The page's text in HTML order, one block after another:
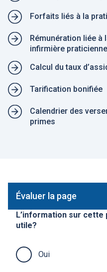
Forfaits liés à la
Rémunération liée
infirmière
Calcul du taux
Tarification bonifiée
Calendrier des
primes
Évaluer la page
L’information sur
utile?
Oui